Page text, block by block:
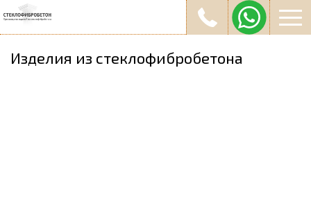
Изделия из стеклофибробетона